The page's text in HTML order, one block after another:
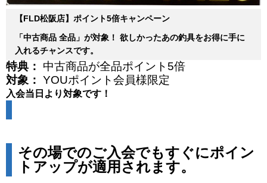
【FLD松阪店】ポイント5倍キャンペーン
「中古商品 全品」が対象！ 欲しかったあの釣具をお得に手に
入れるチャンスです。
特典：
中古商品が全品ポイント5倍
対象： YOUポイント会員様限定
入会当日より対象です！
その場でのご入会でもすぐにポイン
トアップが適用されます。